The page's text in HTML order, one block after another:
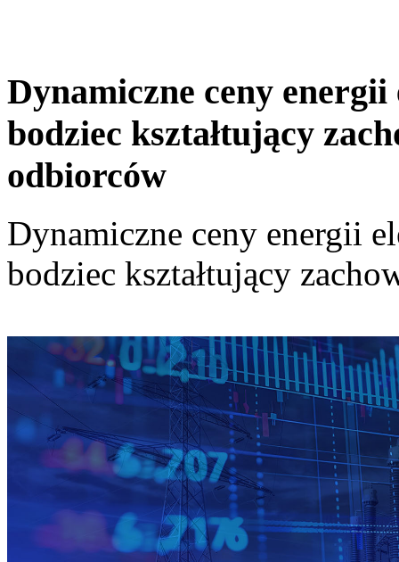
Dynamiczne ceny
bodziec kształtujący
odbiorców
Dynamiczne ceny energii
bodziec kształtujący